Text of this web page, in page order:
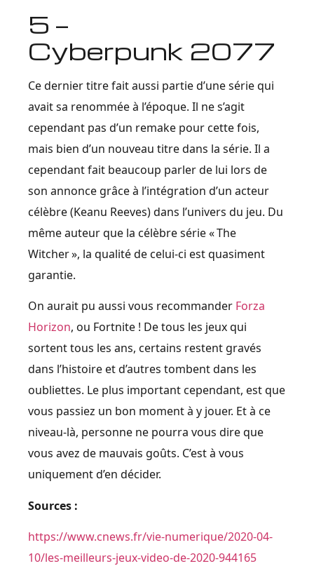
5 —
Cyberpunk 2077
Ce dernier titre fait aussi partie d’une série qui
avait sa renommée à l’époque. Il ne s’agit
cependant pas d’un remake pour cette fois,
mais bien d’un nouveau titre dans la série. Il a
cependant fait beaucoup parler de lui lors de
son annonce grâce à l’intégration d’un acteur
célèbre (Keanu Reeves) dans l’univers du jeu. Du
même auteur que la célèbre série « The
Witcher », la qualité de celui-ci est quasiment
garantie.
On aurait pu aussi vous recommander Forza
Horizon, ou Fortnite ! De tous les jeux qui
sortent tous les ans, certains restent gravés
dans l’histoire et d’autres tombent dans les
oubliettes. Le plus important cependant, est que
vous passiez un bon moment à y jouer. Et à ce
niveau-là, personne ne pourra vous dire que
vous avez de mauvais goûts. C’est à vous
uniquement d’en décider.
Sources :
https://www.cnews.fr/vie-numerique/2020-04-
10/les-meilleurs-jeux-video-de-2020-944165